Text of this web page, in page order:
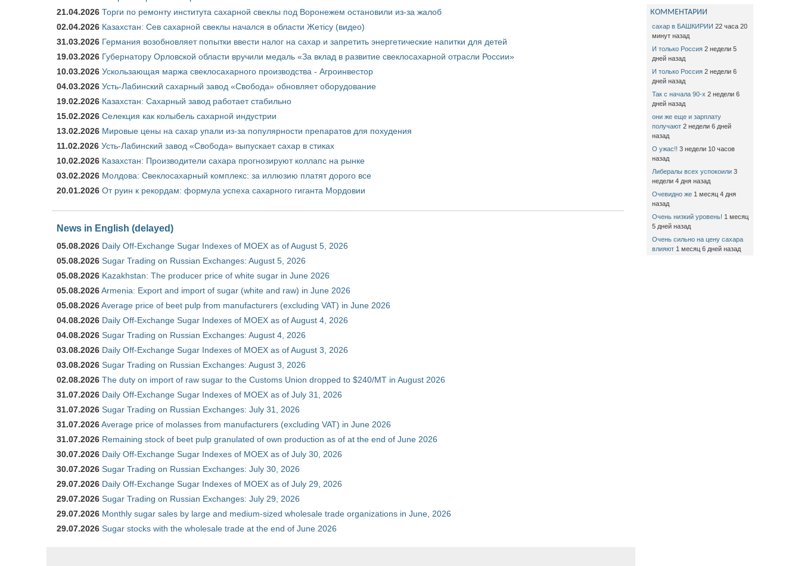
21.04.2026 Торги по ремонту института сахарной свеклы под Воронежем остановили из-за жалоб
02.04.2026 Казахстан: Сев сахарной свеклы начался в области Жетісу (видео)
31.03.2026 Германия возобновляет попытки ввести налог на сахар и запретить энергетические напитки для детей
19.03.2026 Губернатору Орловской области вручили медаль «За вклад в развитие свеклосахарной отрасли России»
10.03.2026 Ускользающая маржа свеклосахарного производства - Агроинвестор
04.03.2026 Усть-Лабинский сахарный завод «Свобода» обновляет оборудование
19.02.2026 Казахстан: Сахарный завод работает стабильно
15.02.2026 Селекция как колыбель сахарной индустрии
13.02.2026 Мировые цены на сахар упали из-за популярности препаратов для похудения
11.02.2026 Усть-Лабинский завод «Свобода» выпускает сахар в стиках
10.02.2026 Казахстан: Производители сахара прогнозируют коллапс на рынке
03.02.2026 Молдова: Свеклосахарный комплекс: за иллюзию платят дорого все
20.01.2026 От руин к рекордам: формула успеха сахарного гиганта Мордовии
News in English (delayed)
05.08.2026 Daily Off-Exchange Sugar Indexes of MOEX as of August 5, 2026
05.08.2026 Sugar Trading on Russian Exchanges: August 5, 2026
05.08.2026 Kazakhstan: The producer price of white sugar in June 2026
05.08.2026Armenia: Export and import of sugar (white and raw) in June 2026
05.08.2026Average price of beet pulp from manufacturers (excluding VAT) in June 2026
04.08.2026 Daily Off-Exchange Sugar Indexes of MOEX as of August 4, 2026
04.08.2026 Sugar Trading on Russian Exchanges: August 4, 2026
03.08.2026 Daily Off-Exchange Sugar Indexes of MOEX as of August 3, 2026
03.08.2026 Sugar Trading on Russian Exchanges: August 3, 2026
02.08.2026 The duty on import of raw sugar to the Customs Union dropped to $240/MT in August 2026
31.07.2026 Daily Off-Exchange Sugar Indexes of MOEX as of July 31, 2026
31.07.2026 Sugar Trading on Russian Exchanges: July 31, 2026
31.07.2026Average price of molasses from manufacturers (excluding VAT) in June 2026
31.07.2026 Remaining stock of beet pulp granulated of own production as of at the end of June 2026
30.07.2026 Daily Off-Exchange Sugar Indexes of MOEX as of July 30, 2026
30.07.2026 Sugar Trading on Russian Exchanges: July 30, 2026
29.07.2026 Daily Off-Exchange Sugar Indexes of MOEX as of July 29, 2026
29.07.2026 Sugar Trading on Russian Exchanges: July 29, 2026
29.07.2026 Monthly sugar sales by large and medium-sized wholesale trade organizations in June, 2026
29.07.2026 Sugar stocks with the wholesale trade at the end of June 2026
КОММЕНТАРИИ
сахар в БАШКИРИИ 22 часа 20
минут назад
И только Россия 2 недели 5
дней назад
И только Россия 2 недели 6
дней назад
Так с начала 90-х 2 недели 6
дней назад
они же еще и зарплату
получают 2 недели 6 дней
назад
О ужас!! 3 недели 10 часов
назад
Либералы всех успокоили 3
недели 4 дня назад
Очевидно же 1 месяц 4 дня
назад
Очень низкий уровень! 1 месяц
5 дней назад
Очень сильно на цену сахара
влияют 1 месяц 6 дней назад